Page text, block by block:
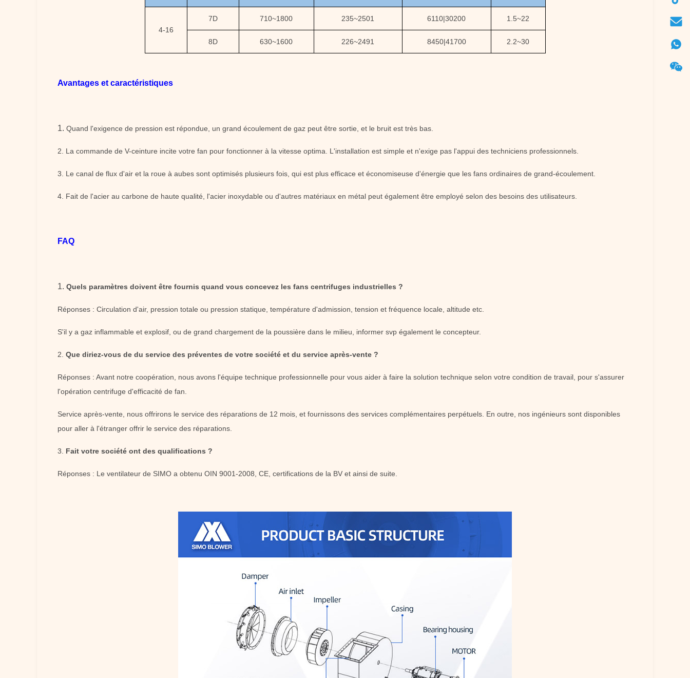
4-16
7D 710~1800 235~2501 6110|30200 1.5~22
8D 630~1600 226~2491 8450|41700 2.2~30
Avantages et caractéristiques
1. Quand l'exigence de pression est répondue, un grand écoulement de gaz peut être sortie, et le bruit est très bas.
2. La commande de V-ceinture incite votre fan pour fonctionner à la vitesse optima. L'installation est simple et n'exige pas l'appui des techniciens professionnels.
3. Le canal de flux d'air et la roue à aubes sont optimisés plusieurs fois, qui est plus efficace et économiseuse d'énergie que les fans ordinaires de grand-écoulement.
4. Fait de l'acier au carbone de haute qualité, l'acier inoxydable ou d'autres matériaux en métal peut également être employé selon des besoins des utilisateurs.
FAQ
1. Quels paramètres doivent être fournis quand vous concevez les fans centrifuges industrielles ?
Réponses : Circulation d'air, pression totale ou pression statique, température d'admission, tension et fréquence locale, altitude etc.
S'il y a gaz inflammable et explosif, ou de grand chargement de la poussière dans le milieu, informer svp également le concepteur.
2. Que diriez-vous de du service des préventes de votre société et du service après-vente ?
Réponses : Avant notre coopération, nous avons l'équipe technique professionnelle pour vous aider à faire la solution technique selon votre condition de travail, pour s'assurer
l'opération centrifuge d'efficacité de fan.
Service après-vente, nous offrirons le service des réparations de 12 mois, et fournissons des services complémentaires perpétuels. En outre, nos ingénieurs sont disponibles
pour aller à l'étranger offrir le service des réparations.
3. Fait votre société ont des qualifications ?
Réponses : Le ventilateur de SIMO a obtenu OIN 9001-2008, CE, certifications de la BV et ainsi de suite.